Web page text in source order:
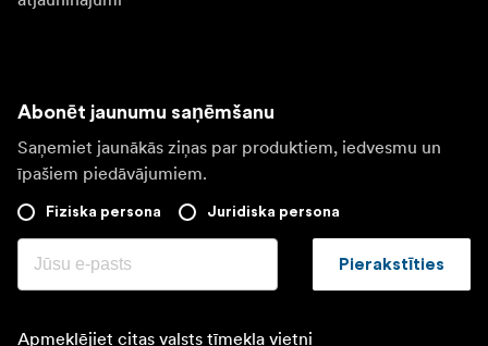
Abonēt jaunumu saņēmšanu
Saņemiet jaunākās ziņas par produktiem, iedvesmu un
īpašiem piedāvājumiem.
Fiziska persona Juridiska persona
Pierakstīties
Apmeklējiet citas valsts tīmekļa vietni